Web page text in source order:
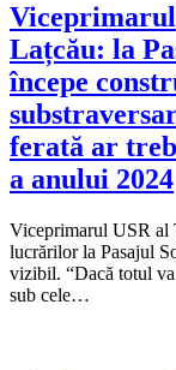
Lațcău: la
începe
ferată ar
a anului 2024
Viceprimarul USR al
lucrărilor la Pasajul
vizibil. “Dacă totul
sub cele…